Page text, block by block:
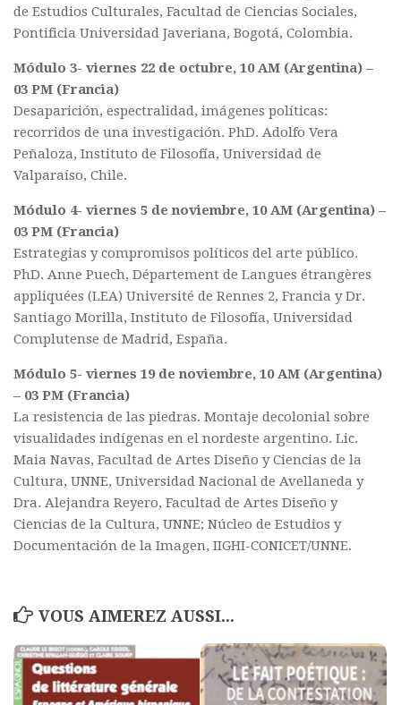
de Estudios Culturales, Facultad de Ciencias Sociales,
Pontificia Universidad Javeriana, Bogotá, Colombia.
Módulo 3- viernes 22 de octubre, 10 AM (Argentina) –
03 PM (Francia)
Desaparición, espectralidad, imágenes políticas:
recorridos de una investigación. PhD. Adolfo Vera
Peñaloza, Instituto de Filosofía, Universidad de
Valparaíso, Chile.
Módulo 4- viernes 5 de noviembre, 10 AM (Argentina) –
03 PM (Francia)
Estrategias y compromisos políticos del arte público.
PhD. Anne Puech, Département de Langues étrangères
appliquées (LEA) Université de Rennes 2, Francia y Dr.
Santiago Morilla, Instituto de Filosofía, Universidad
Complutense de Madrid, España.
Módulo 5- viernes 19 de noviembre, 10 AM (Argentina)
– 03 PM (Francia)
La resistencia de las piedras. Montaje decolonial sobre
visualidades indígenas en el nordeste argentino. Lic.
Maia Navas, Facultad de Artes Diseño y Ciencias de la
Cultura, UNNE, Universidad Nacional de Avellaneda y
Dra. Alejandra Reyero, Facultad de Artes Diseño y
Ciencias de la Cultura, UNNE; Núcleo de Estudios y
Documentación de la Imagen, IIGHI-CONICET/UNNE.
VOUS AIMEREZ AUSSI...